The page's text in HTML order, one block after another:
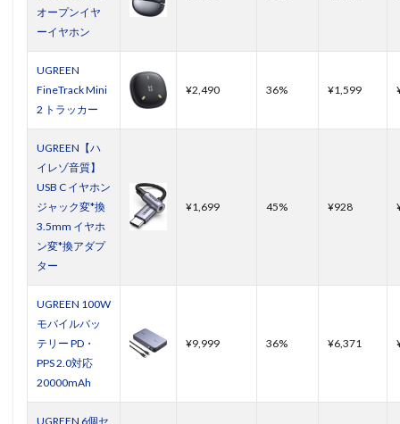
オープンイヤ
ーイヤホン
UGREEN
FineTrack Mini
2 トラッカー
¥2,490 36% ¥1,599
UGREEN【ハ
イレゾ音質】
USB C イヤホン
ジャック変*換
3.5mm イヤホ
ン変*換アダプ
ター
¥1,699 45% ¥928
UGREEN 100W
モバイルバッ
テリー PD・
PPS 2.0対応
20000mAh
¥9,999 36% ¥6,371
UGREEN 6個セ